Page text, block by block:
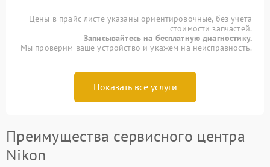
Цены в прайс-листе указаны ориентировочные, без учета
стоимости запчастей.
Записывайтесь на бесплатную диагностику.
Мы проверим ваше устройство и укажем на неисправность.
Показать все услуги
Преимущества сервисного центра
Nikon